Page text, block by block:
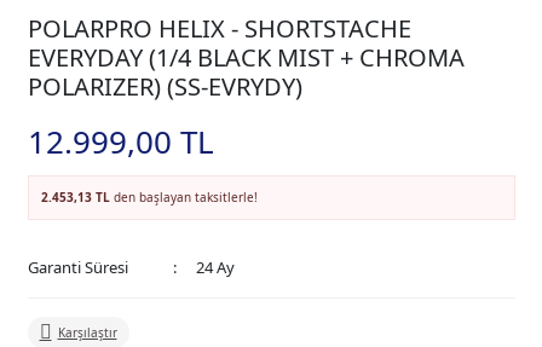
POLARPRO HELIX - SHORTSTACHE
EVERYDAY (1/4 BLACK MIST + CHROMA
POLARIZER) (SS-EVRYDY)
12.999,00 TL
2.453,13 TLden başlayan taksitlerle!
Garanti Süresi 24 Ay
Karşılaştır